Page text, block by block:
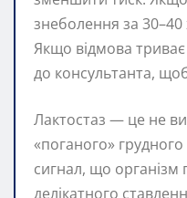
знеболення за
Якщо відмова
до консультанта,
Лактoстаз — це не
«поганого»
сигнал, що організм
делікатного